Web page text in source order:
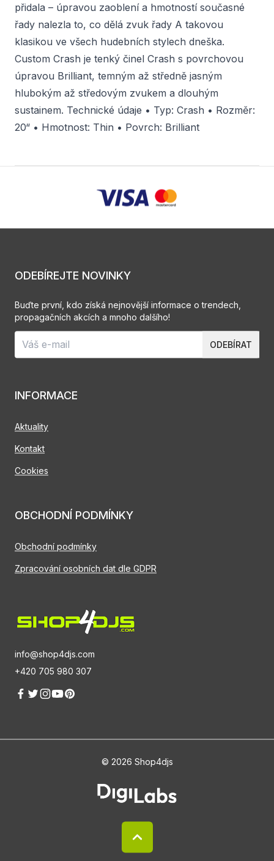
přidala – úpravou zaoblení a hmotností současné
řady nalezla to, co dělá zvuk řady A takovou
klasikou ve všech hudebních stylech dneška.
Custom Crash je tenký činel Crash s povrchovou
úpravou Brilliant, temným až středně jasným
hlubokým až středovým zvukem a dlouhým
sustainem. Technické údaje • Typ: Crash • Rozměr:
20“ • Hmotnost: Thin • Povrch: Brilliant
info@shop4djs.com
+420 705 980 307
INFORMACE
Aktuality
Kontakt
Cookies
OBCHODNÍ PODMÍNKY
Obchodní podmínky
Zpracování osobních dat dle GDPR
ODEBÍREJTE NOVINKY
Buďte první, kdo získá nejnovější informace o trendech,
propagačních akcích a mnoho dalšího!
ODEBÍRAT
© 2026 Shop4djs